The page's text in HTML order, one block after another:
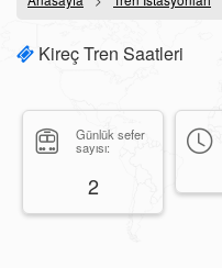
Kireç Tren Saatleri
Günlük sefer
sayısı:
2